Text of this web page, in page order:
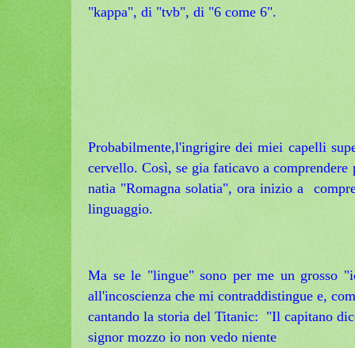
"kappa", di "tvb", di "6 come 6".
Probabilmente,l'ingrigire dei miei capelli
cervello. Così, se giafaticavo a
natia "Romagna solatia", ora inizio a
linguaggio.
Ma se le "lingue" sono per me un grosso
all'incoscienza che mi contraddistingue e,
cantando la storia del Titanic: "Il capitano
signor mozzo io non vedo niente